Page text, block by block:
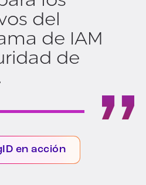
del
de IAM
de
en acción